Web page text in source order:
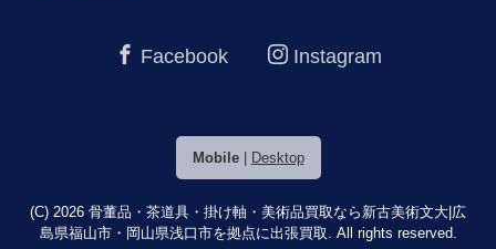
Facebook Instagram
Mobile| Desktop
(C) 2026 骨董品・茶道具・掛け軸・美術品買取なら新古美術文大|広
島県福山市・岡山県浅口市を拠点に出張買取. All rights reserved.